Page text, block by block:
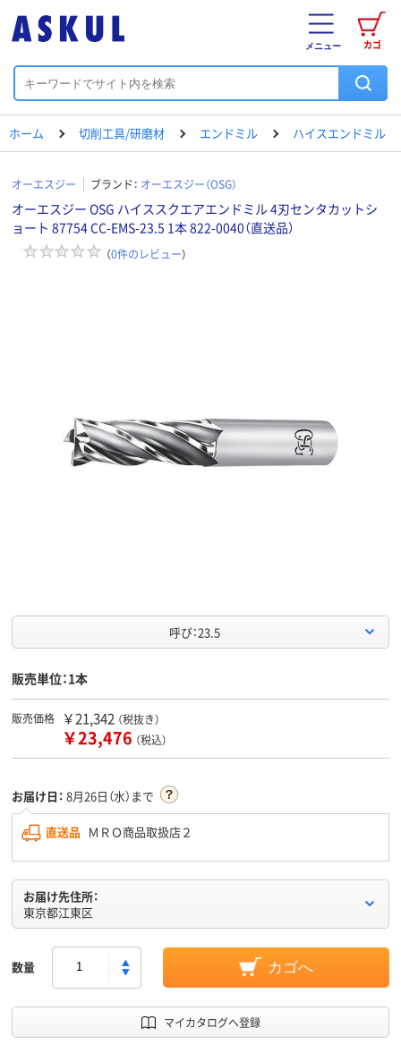
カゴ
メニュー
ホーム 切削工具/研磨材 エンドミル ハイスエンドミル
オーエスジー ブランド： オーエスジー（OSG）
オーエスジー OSG ハイススクエアエンドミル 4刃センタカットシ
ョート 87754 CC-EMS-23.5 1本 822-0040（直送品）
（0件のレビュー）
呼び：23.5
販売単位：1本
販売価格 ￥21,342 （税抜き）
￥23,476 （税込）
お届け日： 8月26日（水）まで
直送品 ＭＲＯ商品取扱店２
お届け先住所：
東京都江東区
数量 カゴへ
マイカタログへ登録